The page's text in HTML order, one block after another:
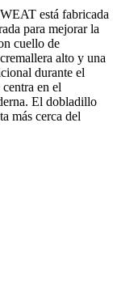
está fabricada
para mejorar la
cuello de
alto y una
durante el
en el
El dobladillo
más cerca del